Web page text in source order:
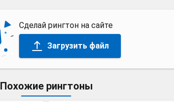
Сделай рингтон на сайте
Загрузить файл
Похожие рингтоны